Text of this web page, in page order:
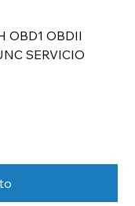
OBD1 OBDII
SERVICIO